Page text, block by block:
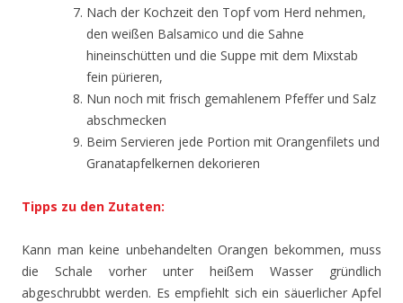
Nach der Kochzeit den Topf vom Herd nehmen,
den weißen Balsamico und die Sahne
hineinschütten und die Suppe mit dem Mixstab
fein pürieren,
Nun noch mit frisch gemahlenem Pfeffer und Salz
abschmecken
Beim Servieren jede Portion mit Orangenfilets und
Granatapfelkernen dekorieren
Tipps zu den Zutaten:
Kann man keine unbehandelten Orangen bekommen, muss
die Schale vorher unter heißem Wasser gründlich
abgeschrubbt werden. Es empfiehlt sich ein säuerlicher Apfel